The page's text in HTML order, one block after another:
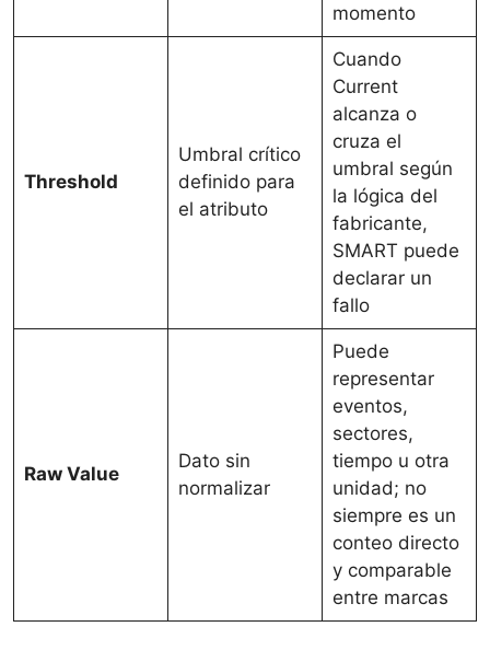
momento
Threshold
Umbral crítico
definido para
el atributo
Cuando
Current
alcanza o
cruza el
umbral según
la lógica del
fabricante,
SMART puede
declarar un
fallo
Raw Value
Dato sin
normalizar
Puede
representar
eventos,
sectores,
tiempo u otra
unidad; no
siempre es un
conteo directo
y comparable
entre marcas